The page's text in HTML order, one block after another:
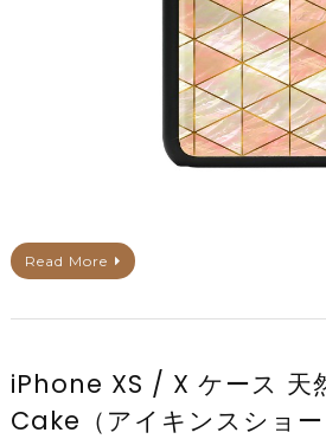
Read More
iPhone XS / X ケース 天
Cake（アイキンスショー